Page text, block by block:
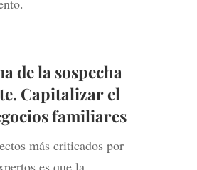
de la sospecha
Capitalizar el
familiares
más criticados por